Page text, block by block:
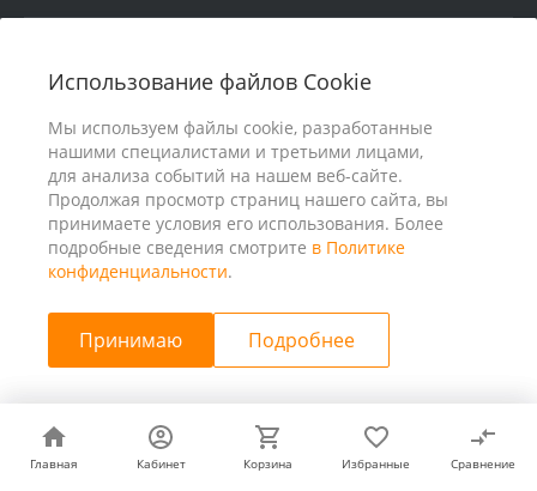
Использование файлов Cookie
Мы используем файлы cookie, разработанные
нашими специалистами и третьими лицами,
для анализа событий на нашем веб-сайте.
Продолжая просмотр страниц нашего сайта, вы
принимаете условия его использования. Более
подробные сведения смотрите в Политике
конфиденциальности.
Принимаю Подробнее
Главная Кабинет Корзина Избранные Сравнение
Главная Кабинет Корзина Избранные Сравнение
В помощь покупателю
© 2026 ООО «25 Киловатт» ИНН 4401188290, Все права
защищены